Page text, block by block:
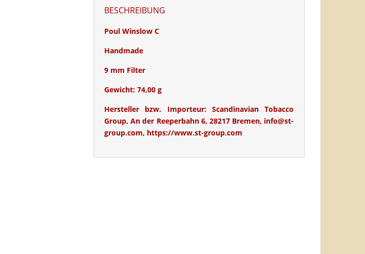
BESCHREIBUNG
Poul Winslow C
Handmade
9 mm Filter
Gewicht: 74,00 g
Hersteller bzw. Importeur: Scandinavian Tobacco
Group, An der Reeperbahn 6, 28217 Bremen, info@st-
group.com, https://www.st-group.com